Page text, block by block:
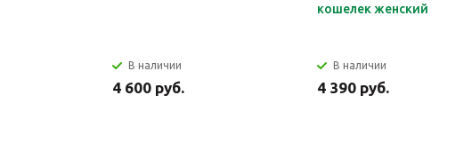
В наличии
4 600 руб.
кошелек женский
В наличии
4 390 руб.